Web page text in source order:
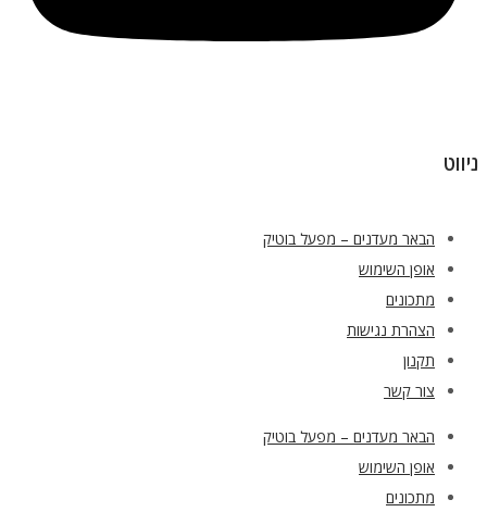
ניווט
הבאר מעדנים – מפעל בוטיק
אופן השימוש
מתכונים
הצהרת נגישות
תקנון
צור קשר
הבאר מעדנים – מפעל בוטיק
אופן השימוש
מתכונים